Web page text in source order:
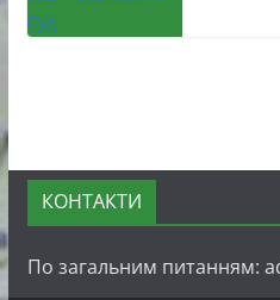
КОНТАКТИ
По загальним питанням: